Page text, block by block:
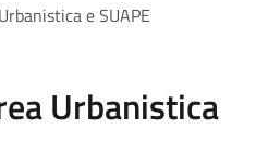
e SUAPE
Urbanistica